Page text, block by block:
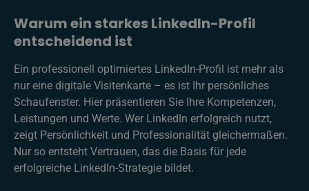
Warum ein starkes LinkedIn-Profil
entscheidend ist
Ein professionell optimiertes LinkedIn-Profil ist mehr als
nur eine digitale Visitenkarte – es ist Ihr persönliches
Schaufenster. Hier präsentieren Sie Ihre Kompetenzen,
Leistungen und Werte. Wer LinkedIn erfolgreich nutzt,
zeigt Persönlichkeit und Professionalität gleichermaßen.
Nur so entsteht Vertrauen, das die Basis für jede
erfolgreiche LinkedIn-Strategie bildet.